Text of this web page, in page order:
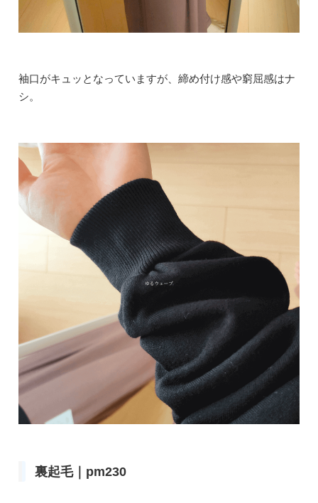
袖口がキュッとなっていますが、締め付け感や窮屈感はナ
シ。
裏起毛｜pm230